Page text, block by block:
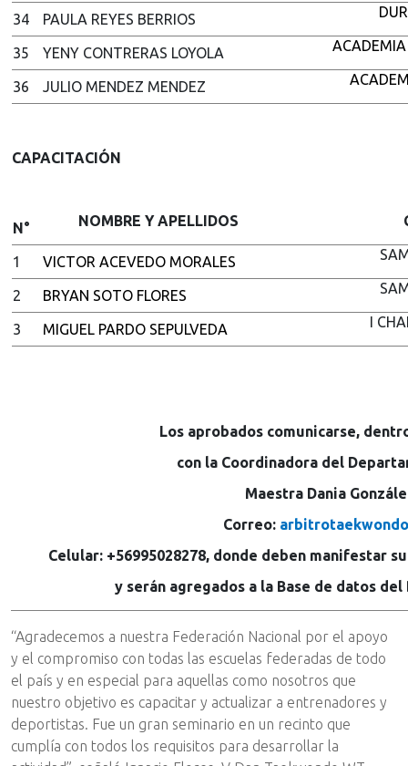
34 PAULA REYES BERRIOS
35 YENY CONTRERAS LOYOLA
36 JULIO MENDEZ MENDEZ
CAPACITACIÓN
N° NOMBRE Y APELLIDOS
1 VICTOR ACEVEDO MORALES
2 BRYAN SOTO FLORES
3 MIGUEL PARDO SEPULVEDA I
Los aprobados comunicarse,
con la Coordinadora del
Maestra Dania
Correo:
Celular: +56995028278, donde deben manifestar
y serán agregados a la Base de datos
“Agradecemos a nuestra Federación Nacional por el apoyo
y el compromiso con todas las escuelas federadas de todo
el país y en especial para aquellas como nosotros que
nuestro objetivo es capacitar y actualizar a entrenadores y
deportistas. Fue un gran seminario en un recinto que
cumplía con todos los requisitos para desarrollar la